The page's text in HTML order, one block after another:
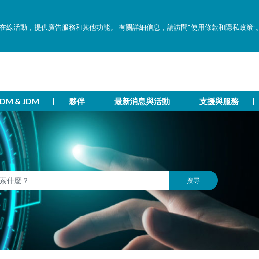
活動，提供廣告服務和其他功能。 有關詳細信息，請訪問“使用條款和隱私政策”。
& JDM 夥伴 最新消息與活動 支援與服務
搜尋